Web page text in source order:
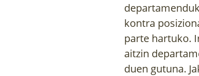
kontra
parte hartuko.
aitzin
duen gutuna.